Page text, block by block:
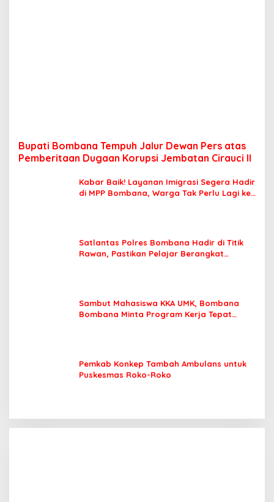
Bupati Bombana Tempuh Jalur Dewan Pers atas
Pemberitaan Dugaan Korupsi Jembatan Cirauci II
Kabar Baik! Layanan Imigrasi Segera Hadir
di MPP Bombana, Warga Tak Perlu Lagi ke
Satlantas Polres Bombana Hadir di Titik
Rawan, Pastikan Pelajar Berangkat
Sambut Mahasiswa KKA UMK, Bombana
Bombana Minta Program Kerja Tepat
Pemkab Konkep Tambah Ambulans untuk
Puskesmas Roko-Roko